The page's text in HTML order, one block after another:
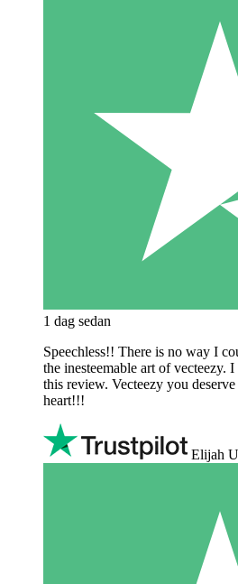
1 dag sedan
Speechless!! There is no way I
the inesteemable art of vecteezy.
this review. Vecteezy you
heart!!!
Elijah